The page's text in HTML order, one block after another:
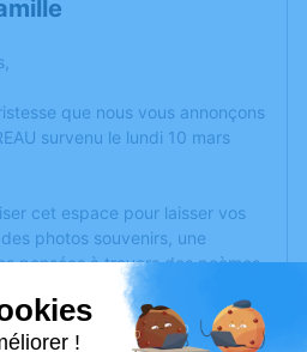
que nous vous annonçons
survenu le lundi 10 mars
cet espace pour laisser vos
photos souvenirs, une
pensées à travers des poèmes
est un lieu d'expression dédié à
MOUREAU.